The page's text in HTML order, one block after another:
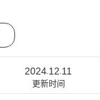
2024-12-11
更新时间